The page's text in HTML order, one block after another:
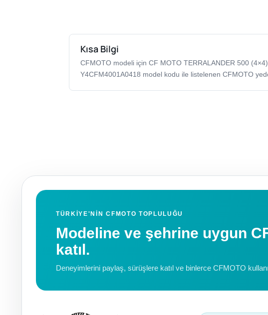
Kısa Bilgi
CFMOTO modeli için CF MOTO TERRALANDER 500
Y4CFM4001A0418 model kodu ile listelenen CFMOTO
TÜRKIYE'NIN CFMOTO TOPLULUĞU
Modeline ve şehrine uygun
katıl.
Deneyimlerini paylaş, sürüşlere katıl ve binlerce CFMOTO